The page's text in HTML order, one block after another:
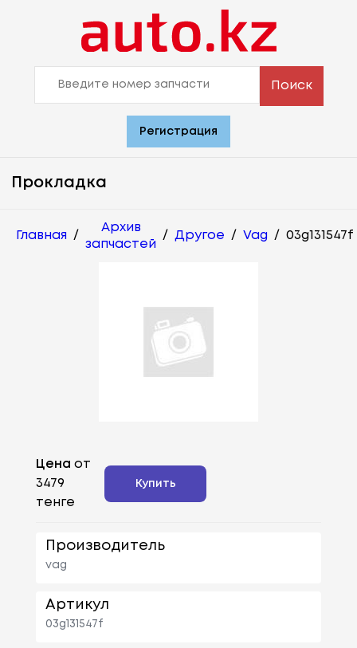
Поиск
Регистрация
Прокладка
Главная /
Архив
запчастей
/ Другое / Vag / 03g131547f
Цена от
3479
тенге
Купить
Производитель
vag
Артикул
03g131547f